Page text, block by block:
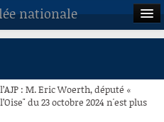
nationale
: M. Eric Woerth, député «
du 23 octobre 2024 n'est plus